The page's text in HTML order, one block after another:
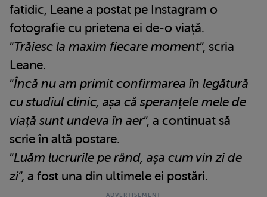
fatidic, Leane a postat pe Instagram o
fotografie cu prietena ei de-o viață.
“Trăiesc la maxim fiecare moment“, scria
Leane.
“Încă nu am primit confirmarea în legătură
cu studiul clinic, așa că speranțele mele de
viață sunt undeva în aer“, a continuat să
scrie în altă postare.
“Luăm lucrurile pe rând, așa cum vin zi de
zi“, a fost una din ultimele ei postări.